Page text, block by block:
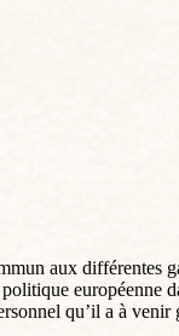
aux différentes
européenne
qu’il a à